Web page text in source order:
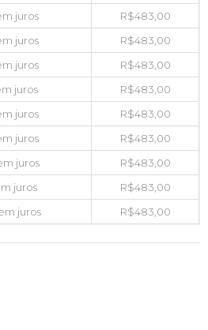
juros R$483,00
juros R$483,00
juros R$483,00
juros R$483,00
juros R$483,00
juros R$483,00
juros R$483,00
juros R$483,00
juros R$483,00